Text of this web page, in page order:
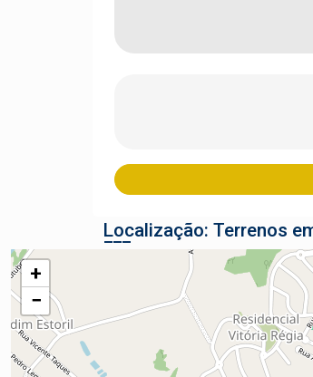
Localização: Terrenos
+
−